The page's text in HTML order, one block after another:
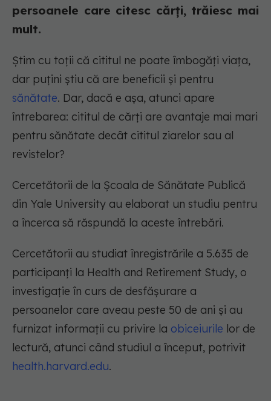
persoanele care citesc cărți, trăiesc mai
mult.
Știm cu toții că cititul ne poate îmbogăți viața,
dar puțini știu că are beneficii și pentru
sănătate. Dar, dacă e așa, atunci apare
întrebarea: cititul de cărți are avantaje mai mari
pentru sănătate decât cititul ziarelor sau al
revistelor?
Cercetătorii de la Școala de Sănătate Publică
din Yale University au elaborat un studiu pentru
a încerca să răspundă la aceste întrebări.
Cercetătorii au studiat înregistrările a 5.635 de
participanți la Health and Retirement Study, o
investigație în curs de desfășurare a
persoanelor care aveau peste 50 de ani și au
furnizat informații cu privire la obiceiurile lor de
lectură, atunci când studiul a început, potrivit
health.harvard.edu.